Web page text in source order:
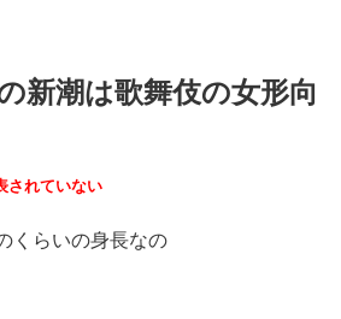
新潮は歌舞伎の女形向
されていない
くらいの身長なの